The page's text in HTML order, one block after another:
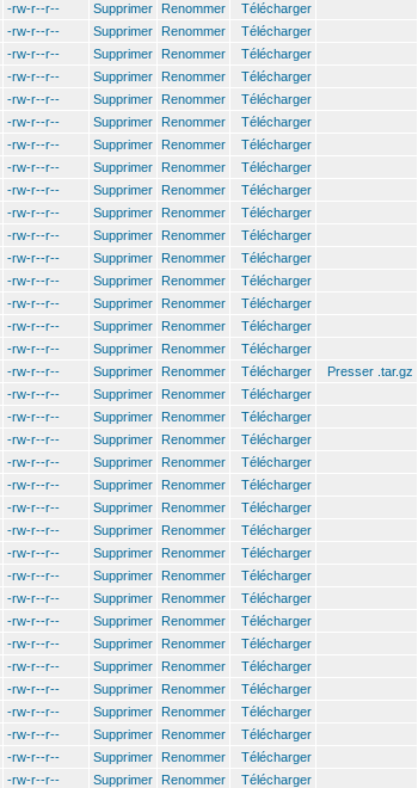
-rw-r--r-- Supprimer Renommer
Télécharger
-rw-r--r-- Supprimer Renommer
Télécharger
-rw-r--r-- Supprimer Renommer
Télécharger
-rw-r--r-- Supprimer Renommer
Télécharger
-rw-r--r-- Supprimer Renommer
Télécharger
-rw-r--r-- Supprimer Renommer
Télécharger
-rw-r--r-- Supprimer Renommer
Télécharger
-rw-r--r-- Supprimer Renommer
Télécharger
-rw-r--r-- Supprimer Renommer
Télécharger
-rw-r--r-- Supprimer Renommer
Télécharger
-rw-r--r-- Supprimer Renommer
Télécharger
-rw-r--r-- Supprimer Renommer
Télécharger
-rw-r--r-- Supprimer Renommer
Télécharger
-rw-r--r-- Supprimer Renommer
Télécharger
-rw-r--r-- Supprimer Renommer
Télécharger
-rw-r--r-- Supprimer Renommer
Télécharger
-rw-r--r-- Supprimer Renommer Télécharger
Presser .tar.gz
-rw-r--r-- Supprimer Renommer
Télécharger
-rw-r--r-- Supprimer Renommer
Télécharger
-rw-r--r-- Supprimer Renommer
Télécharger
-rw-r--r-- Supprimer Renommer
Télécharger
-rw-r--r-- Supprimer Renommer
Télécharger
-rw-r--r-- Supprimer Renommer
Télécharger
-rw-r--r-- Supprimer Renommer
Télécharger
-rw-r--r-- Supprimer Renommer
Télécharger
-rw-r--r-- Supprimer Renommer
Télécharger
-rw-r--r-- Supprimer Renommer
Télécharger
-rw-r--r-- Supprimer Renommer
Télécharger
-rw-r--r-- Supprimer Renommer
Télécharger
-rw-r--r-- Supprimer Renommer
Télécharger
-rw-r--r-- Supprimer Renommer
Télécharger
-rw-r--r-- Supprimer Renommer
Télécharger
-rw-r--r-- Supprimer Renommer
Télécharger
-rw-r--r-- Supprimer Renommer
Télécharger
-rw-r--r-- Supprimer Renommer
Télécharger